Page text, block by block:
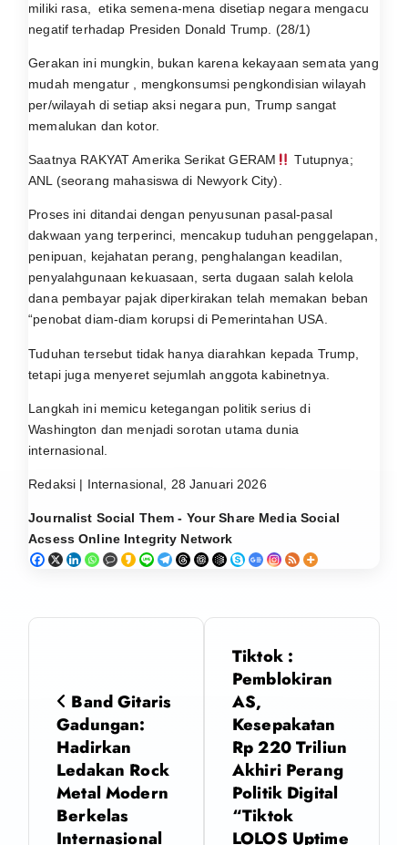
miliki rasa, etika semena-mena disetiap negara mengacu
negatif terhadap Presiden Donald Trump. (28/1)
Gerakan ini mungkin, bukan karena kekayaan semata yang
mudah mengatur , mengkonsumsi pengkondisian wilayah
per/wilayah di setiap aksi negara pun, Trump sangat
memalukan dan kotor.
Saatnya RAKYAT Amerika Serikat GERAM
Tutupnya;
ANL (seorang mahasiswa di Newyork City).
Proses ini ditandai dengan penyusunan pasal-pasal
dakwaan yang terperinci, mencakup tuduhan penggelapan,
penipuan, kejahatan perang, penghalangan keadilan,
penyalahgunaan kekuasaan, serta dugaan salah kelola
dana pembayar pajak diperkirakan telah memakan beban
“penobat diam-diam korupsi di Pemerintahan USA.
Tuduhan tersebut tidak hanya diarahkan kepada Trump,
tetapi juga menyeret sejumlah anggota kabinetnya.
Langkah ini memicu ketegangan politik serius di
Washington dan menjadi sorotan utama dunia
internasional.
Redaksi | Internasional, 28 Januari 2026
Journalist Social Them - Your Share Media Social
Acsess Online Integrity Network
N
Band Gitaris
Gadungan:
Hadirkan
Ledakan Rock
Metal Modern
Berkelas
Internasional
Tiktok :
Pemblokiran
AS,
Kesepakatan
Rp 220 Triliun
Akhiri Perang
Politik Digital
“Tiktok
LOLOS Uptime